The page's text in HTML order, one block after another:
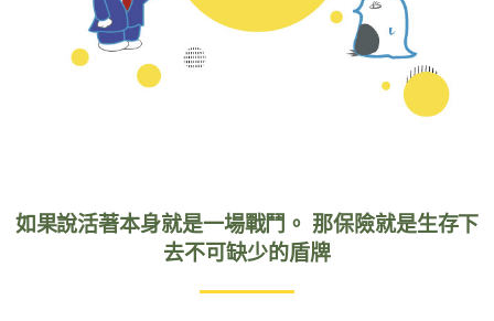
如果說活著本身就是一場戰鬥。 那保險就是生存下
去不可缺少的盾牌